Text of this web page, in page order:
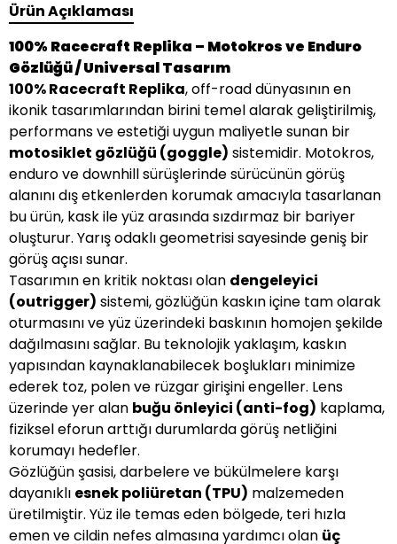
Ürün Açıklaması
100% Racecraft Replika – Motokros ve Enduro
Gözlüğü / Universal Tasarım
100% Racecraft Replika, off-road dünyasının en
ikonik tasarımlarından birini temel alarak geliştirilmiş,
performans ve estetiği uygun maliyetle sunan bir
motosiklet gözlüğü (goggle) sistemidir. Motokros,
enduro ve downhill sürüşlerinde sürücünün görüş
alanını dış etkenlerden korumak amacıyla tasarlanan
bu ürün, kask ile yüz arasında sızdırmaz bir bariyer
oluşturur. Yarış odaklı geometrisi sayesinde geniş bir
görüş açısı sunar.
Tasarımın en kritik noktası olan dengeleyici
(outrigger) sistemi, gözlüğün kaskın içine tam olarak
oturmasını ve yüz üzerindeki baskının homojen şekilde
dağılmasını sağlar. Bu teknolojik yaklaşım, kaskın
yapısından kaynaklanabilecek boşlukları minimize
ederek toz, polen ve rüzgar girişini engeller. Lens
üzerinde yer alan buğu önleyici (anti-fog) kaplama,
fiziksel eforun arttığı durumlarda görüş netliğini
korumayı hedefler.
Gözlüğün şasisi, darbelere ve bükülmelere karşı
dayanıklı esnek poliüretan (TPU) malzemeden
üretilmiştir. Yüz ile temas eden bölgede, teri hızla
emen ve cildin nefes almasına yardımcı olan üç